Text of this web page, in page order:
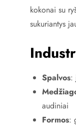
kokonai su
sukuriantys
Spalvos:
audiniai
Formos: